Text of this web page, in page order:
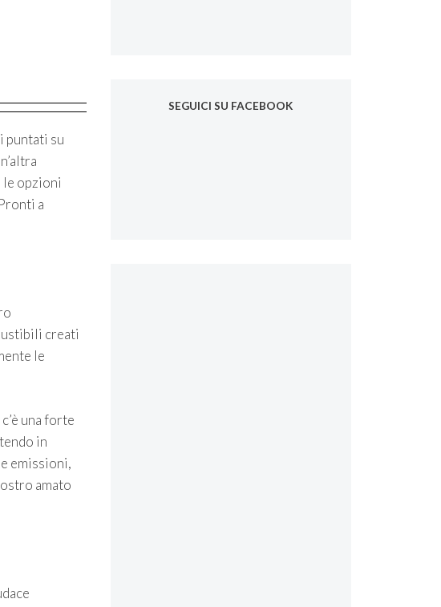
puntati su
opzioni
a
creati
le
una forte
in
emissioni,
amato
SEGUICI SU FACEBOOK